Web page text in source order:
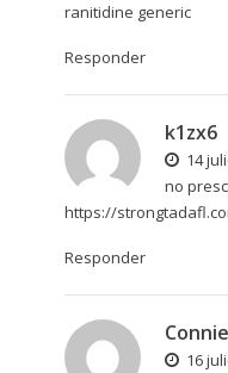
ranitidine generic
Responder
k1zx6
14
no
https://
Responder
16